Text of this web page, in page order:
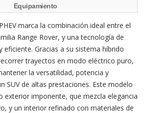
Equipamiento
marca la combinación ideal entre el
Range Rover, y una tecnología de
eficiente. Gracias a su sistema híbrido
trayectos en modo eléctrico puro,
la versatilidad, potencia y
SUV de altas prestaciones. Este modelo
exterior imponente, que mezcla elegancia
y un interior refinado con materiales de